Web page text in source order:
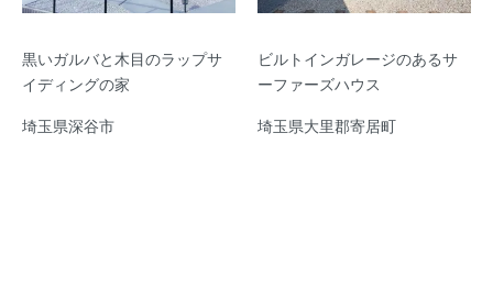
黒いガルバと木目のラップサ
イディングの家
埼玉県深谷市
ビルトインガレージのあるサ
ーファーズハウス
埼玉県大里郡寄居町